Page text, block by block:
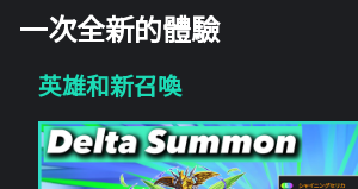
一次全新的體驗
英雄和新召喚